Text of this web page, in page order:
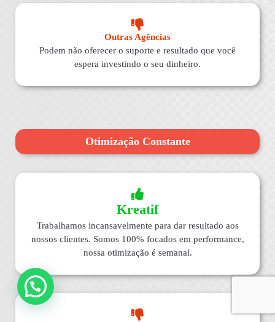
Outras Agências
Podem não oferecer o suporte e resultado que você
espera investindo o seu dinheiro.
Otimização Constante
Kreatif
Trabalhamos incansavelmente para dar resultado aos
nossos clientes. Somos 100% focados em performance,
nossa otimização é semanal.